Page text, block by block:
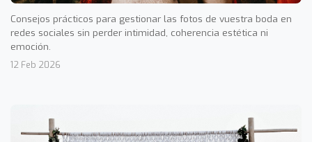
Consejos prácticos para gestionar las fotos de vuestra boda en
redes sociales sin perder intimidad, coherencia estética ni
emoción.
12 Feb 2026